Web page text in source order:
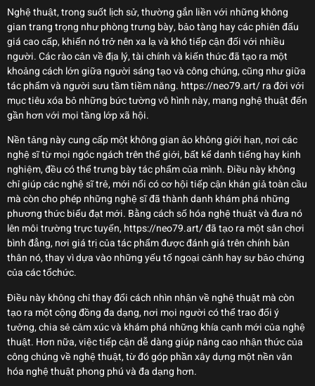
Nghệ thuật, trong suốt lịch sử, thường gắn liền với những không
gian trang trọng như phòng trưng bày, bảo tàng hay các phiên đấu
giá cao cấp, khiến nó trở nên xa lạ và khó tiếp cận đối với nhiều
người. Các rào cản về địa lý, tài chính và kiến thức đã tạo ra một
khoảng cách lớn giữa người sáng tạo và công chúng, cũng như giữa
tác phẩm và người sưu tầm tiềm năng. https://neo79.art/ ra đời với
mục tiêu xóa bỏ những bức tường vô hình này, mang nghệ thuật đến
gần hơn với mọi tầng lớp xã hội.
Nền tảng này cung cấp một không gian ảo không giới hạn, nơi các
nghệ sĩ từ mọi ngóc ngách trên thế giới, bất kể danh tiếng hay kinh
nghiệm, đều có thể trưng bày tác phẩm của mình. Điều này không
chỉ giúp các nghệ sĩ trẻ, mới nổi có cơ hội tiếp cận khán giả toàn cầu
mà còn cho phép những nghệ sĩ đã thành danh khám phá những
phương thức biểu đạt mới. Bằng cách số hóa nghệ thuật và đưa nó
lên môi trường trực tuyến, https://neo79.art/ đã tạo ra một sân chơi
bình đẳng, nơi giá trị của tác phẩm được đánh giá trên chính bản
thân nó, thay vì dựa vào những yếu tố ngoại cảnh hay sự bảo chứng
của các tổchức.
Điều này không chỉ thay đổi cách nhìn nhận về nghệ thuật mà còn
tạo ra một cộng đồng đa dạng, nơi mọi người có thể trao đổi ý
tưởng, chia sẻ cảm xúc và khám phá những khía cạnh mới của nghệ
thuật. Hơn nữa, việc tiếp cận dễ dàng giúp nâng cao nhận thức của
công chúng về nghệ thuật, từ đó góp phần xây dựng một nền văn
hóa nghệ thuật phong phú và đa dạng hơn.